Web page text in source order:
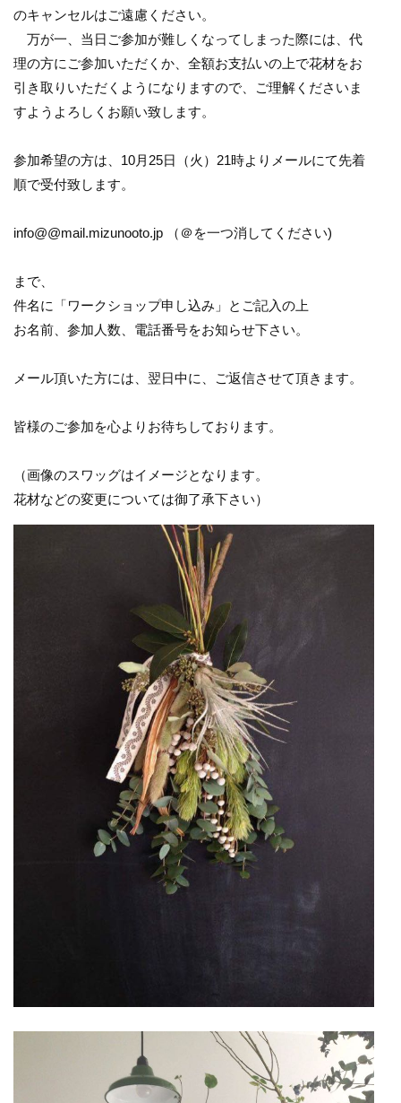
のキャンセルはご遠慮ください。
万が一、当日ご参加が難しくなってしまった際には、代
理の方にご参加いただくか、全額お支払いの上で花材をお
引き取りいただくようになりますので、ご理解くださいま
すようよろしくお願い致します。
参加希望の方は、10月25日（火）21時よりメールにて先着
順で受付致します。
info@@mail.mizunooto.jp （＠を一つ消してください)
まで、
件名に「ワークショップ申し込み」とご記入の上
お名前、参加人数、電話番号をお知らせ下さい。
メール頂いた方には、翌日中に、ご返信させて頂きます。
皆様のご参加を心よりお待ちしております。
（画像のスワッグはイメージとなります。
花材などの変更については御了承下さい）